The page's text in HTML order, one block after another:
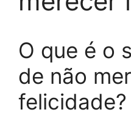
O que é o
de não
felicidade?